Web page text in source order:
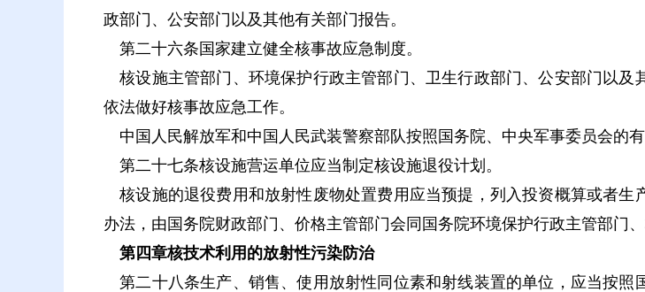
政部门、公安部门以及其他有关部门报告。
第二十六条国家建立健全核事故应急制度。
核设施主管部门、环境保护行政主管部门、卫生行政部门、公安部门以
依法做好核事故应急工作。
中国人民解放军和中国人民武装警察部队按照国务院、中央军事委员会的
第二十七条核设施营运单位应当制定核设施退役计划。
核设施的退役费用和放射性废物处置费用应当预提，列入投资概算或者生
办法，由国务院财政部门、价格主管部门会同国务院环境保护行政主管部门、
第四章核技术利用的放射性污染防治
第二十八条生产、销售、使用放射性同位素和射线装置的单位，应当按